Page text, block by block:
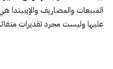
المبيعات والمصاريف والإيبيتدا
عليها وليست مجرد تقديرات